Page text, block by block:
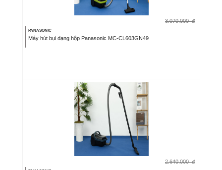
3.070.000 đ
PANASONIC
Máy hút bụi dạng hộp Panasonic MC-CL603GN49
2.640.000 đ